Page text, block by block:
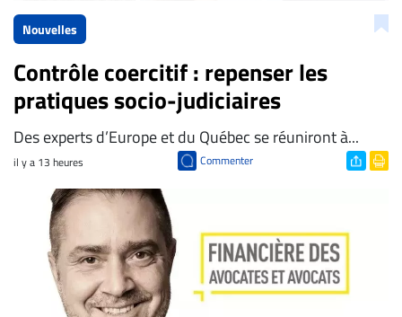
Nouvelles
Contrôle coercitif : repenser les
pratiques socio-judiciaires
Des experts d’Europe et du Québec se réuniront à...
il y a 13 heures Commenter